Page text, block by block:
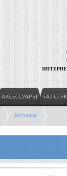
АКСЕССУАРЫ
Костюмы